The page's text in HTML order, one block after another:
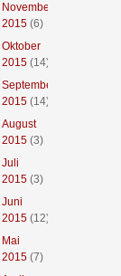
November
2015(6)
Oktober
2015(14)
September
2015(14)
August
2015(3)
Juli
2015(3)
Juni
2015(12)
Mai
2015(7)